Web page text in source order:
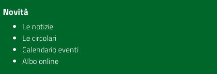
Novità
Le notizie
Le circolari
Calendario eventi
Albo online